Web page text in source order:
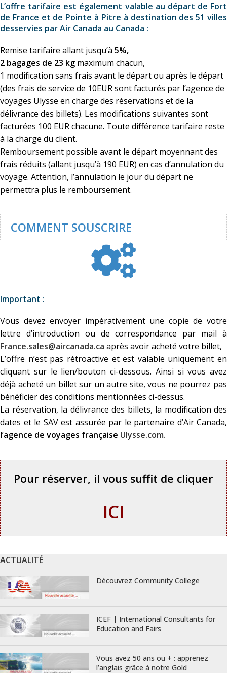
L’offre tarifaire est également valable au départ de Fort
de France et de Pointe à Pitre à destination des 51 villes
desservies par Air Canada au Canada :
Remise tarifaire allant jusqu’à 5%,
2 bagages de 23 kg maximum chacun,
1 modification sans frais avant le départ ou après le départ
(des frais de service de 10EUR sont facturés par l’agence de
voyages Ulysse en charge des réservations et de la
délivrance des billets). Les modifications suivantes sont
facturées 100 EUR chacune. Toute différence tarifaire reste
à la charge du client.
Remboursement possible avant le départ moyennant des
frais réduits (allant jusqu’à 190 EUR) en cas d’annulation du
voyage. Attention, l’annulation le jour du départ ne
permettra plus le remboursement.
COMMENT SOUSCRIRE
Important :
Vous devez envoyer impérativement une copie de votre
lettre d’introduction ou de correspondance par mail à
France.sales@aircanada.ca après avoir acheté votre billet,
L’offre n’est pas rétroactive et est valable uniquement en
cliquant sur le lien/bouton ci-dessous. Ainsi si vous avez
déjà acheté un billet sur un autre site, vous ne pourrez pas
bénéficier des conditions mentionnées ci-dessus.
La réservation, la délivrance des billets, la modification des
dates et le SAV est assurée par le partenaire d’Air Canada,
l’agence de voyages française Ulysse.com.
Pour réserver, il vous suffit de cliquer
ICI
ACTUALITÉ
Découvrez Community College
ICEF | International Consultants for
Education and Fairs
Vous avez 50 ans ou + : apprenez
l’anglais grâce à notre Gold